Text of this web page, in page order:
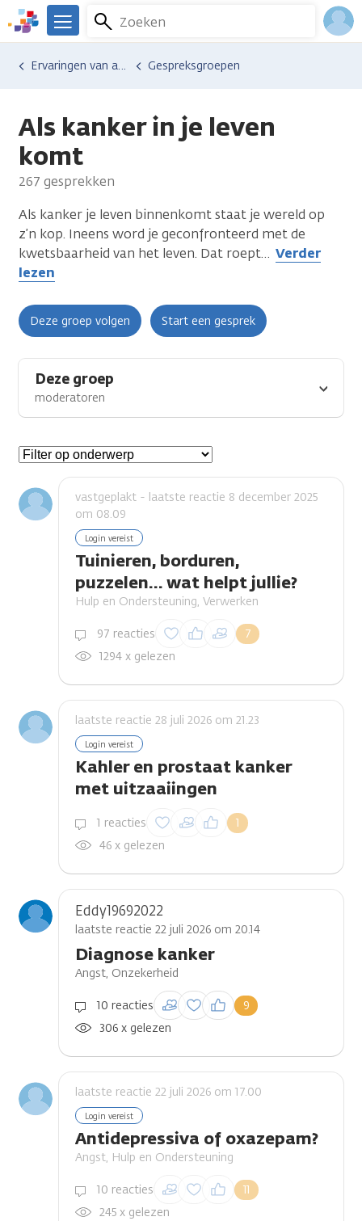
Overslaan
en
naar
We
er
Kanker.nl
Zoeken
Menu
Ervaringen van anderen Gespreksgroepen
Als kanker in je leven
komt
267 gesprekken
Als kanker je leven binnenkomt staat je wereld op
z’n kop. Ineens word je geconfronteerd met de
kwetsbaarheid van het leven. Dat roept… Verder
lezen
Deze groep volgen Start een gesprek
Deze groep
moderatoren
Gespreksonderwerpen
vastgeplakt - laatste reactie 8 december 2025
om 08.09
Login vereist
Tuinieren, borduren,
puzzelen... wat helpt jullie?
Hulp en Ondersteuning, Verwerken
97 reacties 7
Inloggen om een
reactie te plaatsen
1294 x gelezen
laatste reactie 28 juli 2026 om 21.23
Login vereist
Kahler en prostaat kanker
met uitzaaiingen
1 reacties 1
Inloggen om een
reactie te plaatsen
46 x gelezen
Eddy19692022
laatste reactie 22 juli 2026 om 20.14
Diagnose kanker
Angst, Onzekerheid
10 reacties 9
Inloggen om een
reactie te plaatsen
306 x gelezen
laatste reactie 22 juli 2026 om 17.00
Login vereist
Antidepressiva of oxazepam?
Angst, Hulp en Ondersteuning
10 reacties 11
Inloggen om een
reactie te plaatsen
245 x gelezen